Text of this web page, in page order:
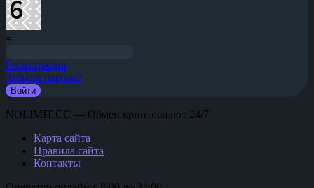
=
Регистрация
Забыли пароль?
NOLIMIT.CC — Обмен криптовалют 24/7
Карта сайта
Правила сайта
Контакты